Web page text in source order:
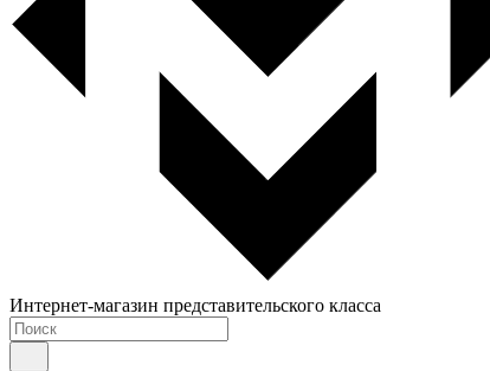
Интернет-магазин представительского класса